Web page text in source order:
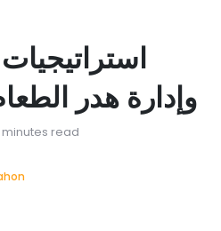
وإدارة هدر
minutes read